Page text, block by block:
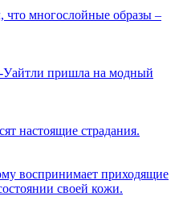
что многослойные образы –
пришла на модный
настоящие страдания.
воспринимает приходящие
своей кожи.